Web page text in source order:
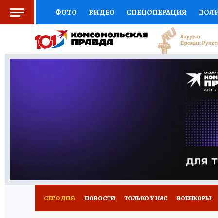
ФОТО ВИДЕО СПЕЦОПЕРАЦИЯ
СОЦПОДДЕРЖКА НАУКА СПОРТ
ВЫБОР ЭКСПЕРТОВ ДОКТОР
ПРОГНОЗЫ НА СПОРТ
НОВОЕ
СЕГОДНЯ: НОВОСТИ ТОЛЬКО У НАС ВОЕНКОРЫ